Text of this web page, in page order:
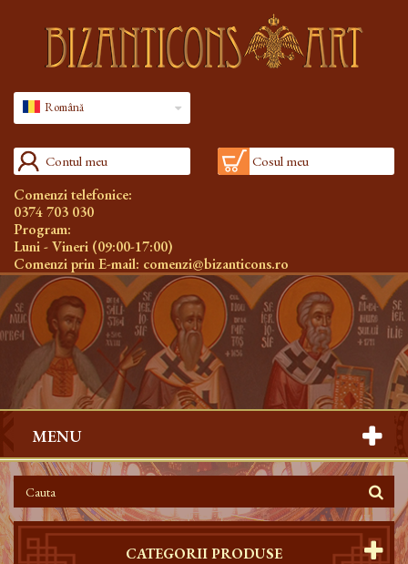
Română
Contul meu Cosul meu
Comenzi telefonice:
0374 703 030
Program:
Luni - Vineri (09:00-17:00)
Comenzi prin E-mail: comenzi@bizanticons.ro
MENU
CATEGORII PRODUSE